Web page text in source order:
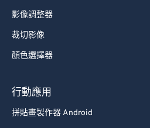
影像調整器
裁切影像
顏色選擇器
行動應用
拼貼畫製作器 Android